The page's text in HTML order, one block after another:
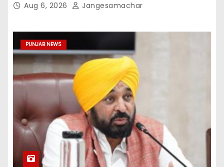
Aug 6, 2026 Jangesamachar
PUNJAB NEWS